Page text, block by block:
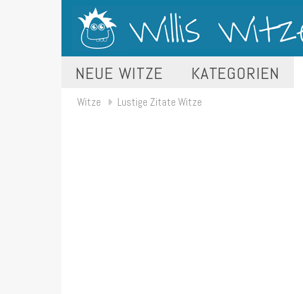
NEUE WITZE KATEGORIEN
Witze Lustige Zitate Witze